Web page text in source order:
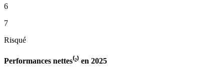
6
7
Risqué
Performances nettes⁽²⁾ en 2025